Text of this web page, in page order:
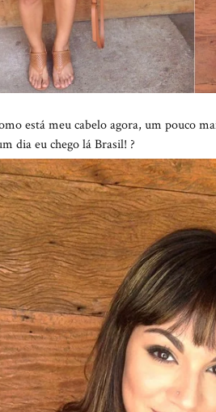
está meu cabelo agora, um pouco
dia eu chego lá Brasil! ?